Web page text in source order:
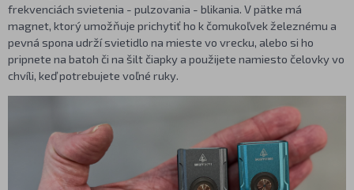
frekvenciách svietenia - pulzovania - blikania. V pätke má
magnet, ktorý umožňuje prichytiť ho k čomukoľvek železnému a
pevná spona udrží svietidlo na mieste vo vrecku, alebo si ho
pripnete na batoh či na šilt čiapky a použijete namiesto čelovky vo
chvíli, keď potrebujete voľné ruky.